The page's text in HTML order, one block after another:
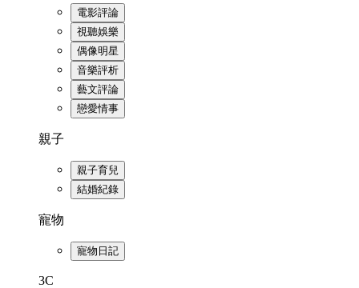
電影評論
視聽娛樂
偶像明星
音樂評析
藝文評論
戀愛情事
親子
親子育兒
結婚紀錄
寵物
寵物日記
3C